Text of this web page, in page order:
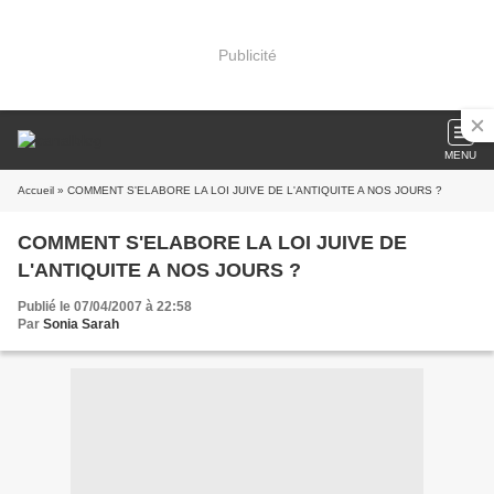
Publicité
MENU
Accueil » COMMENT S'ELABORE LA LOI JUIVE DE L'ANTIQUITE A NOS JOURS ?
COMMENT S'ELABORE LA LOI JUIVE DE
L'ANTIQUITE A NOS JOURS ?
Publié le 07/04/2007 à 22:58
Par Sonia Sarah